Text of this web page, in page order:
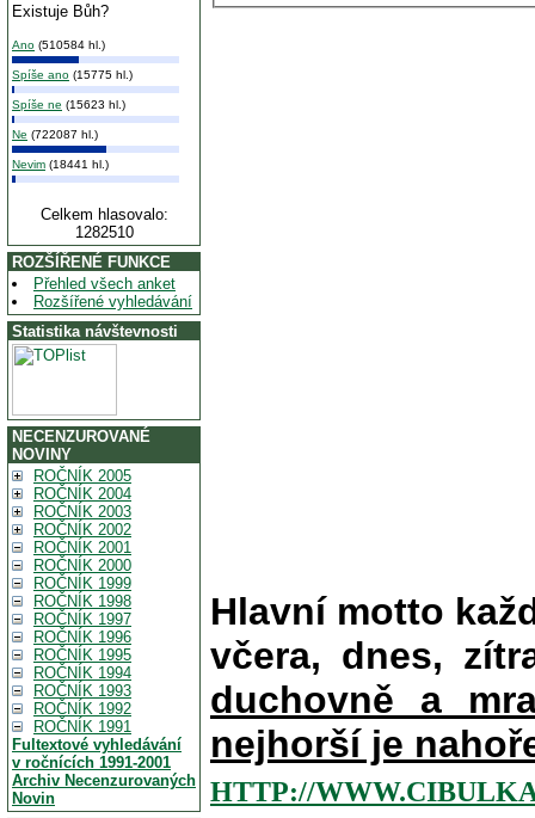
Existuje Bůh?
Ano (510584 hl.)
Spíše ano (15775 hl.)
Spíše ne (15623 hl.)
Ne (722087 hl.)
Nevim (18441 hl.)
Celkem hlasovalo:
1282510
ROZŠÍŘENÉ FUNKCE
Přehled všech anket
Rozšířené vyhledávání
Statistika návštevnosti
NECENZUROVANÉ
NOVINY
ROČNÍK 2005
ROČNÍK 2004
ROČNÍK 2003
ROČNÍK 2002
ROČNÍK 2001
ROČNÍK 2000
ROČNÍK 1999
ROČNÍK 1998
ROČNÍK 1997
ROČNÍK 1996
ROČNÍK 1995
ROČNÍK 1994
ROČNÍK 1993
ROČNÍK 1992
ROČNÍK 1991
Fultextové vyhledávání
v ročnících 1991-2001
Archiv Necenzurovaných
Novin
Hlavní motto
včera, dnes,
duchovně a
nejhorší je
HTTP://